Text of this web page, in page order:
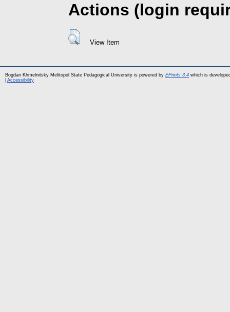
Actions (login
View Item
Bogdan Khmelnitsky Melitopol State Pedagogical University is powered by EPrints 3.4 which is
Accessibility